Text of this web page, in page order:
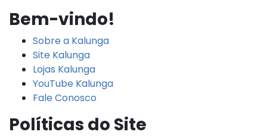
Bem-vindo!
Sobre a Kalunga
Site Kalunga
Lojas Kalunga
YouTube Kalunga
Fale Conosco
Políticas do Site